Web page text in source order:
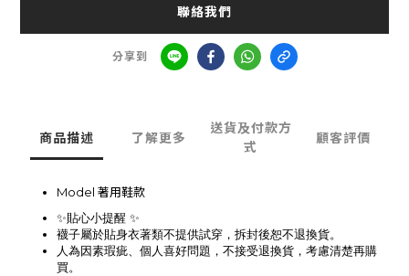
聯絡我們
分享到
商品描述 了解更多
送貨及付款方
式
顧客評價
Model 著用鞋款
✨貼心小提醒 ✨
襪子屬於貼身衣著類不提供試穿，拆封後恕不退換貨。
人為因素瑕疵、個人喜好問題，不接受退換貨，考慮清楚再購
買。